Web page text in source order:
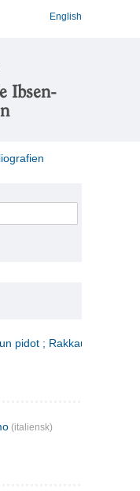
English
Ibsen-
pidot ; Rakkauden
(italiensk)